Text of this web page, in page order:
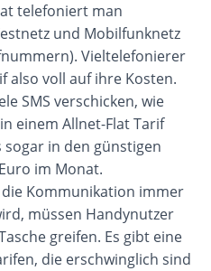
telefoniert man
und Mobilfunknetz
Vieltelefonierer
also voll auf ihre Kosten.
SMS verschicken, wie
einem Allnet-Flat Tarif
in den günstigen
im Monat.
Kommunikation immer
müssen Handynutzer
greifen. Es gibt eine
die erschwinglich sind